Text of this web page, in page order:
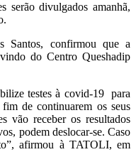
serão divulgados amanhã,
Santos, confirmou que a
do Centro Queshadip
testes à covid-19 para
de continuarem os seus
vão receber os resultados
podem deslocar-se. Caso
afirmou à TATOLI, em